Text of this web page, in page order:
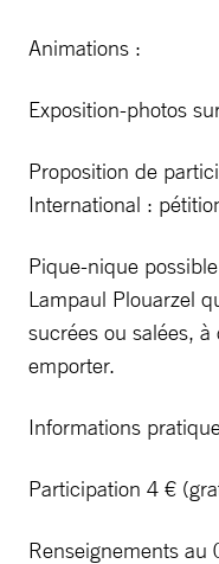
Animations :
Exposition-photos
Proposition de
International :
Pique-nique
Lampaul Plouarzel
sucrées ou salées,
emporter.
Informations
Participation 4 €
Renseignements au